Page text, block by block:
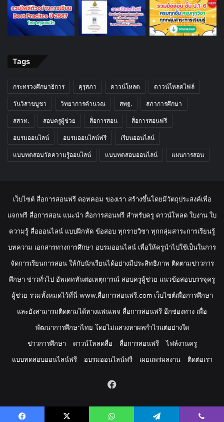
Tags
กระทรวงศึกษาธิการ คุรุสภา ดาวน์โหลด ดาวน์โหลดไฟล์
วันวิสาขบูชา วิทยาการคำนวณ สพฐ. สภาการศึกษา
สสวท. สอบครูผู้ช่วย สื่อการสอน สื่อการสอนฟรี
อบรมออนไลน์ อบรมออนไลน์ฟรี เรียนออนไลน์
แบบทดสอบวัดความรู้ออนไลน์ แบบทดสอบออนไลน์ แผนการสอน
เว็บไซต์ สื่อการสอนฟรี ดอทคอม ของเรา สร้างขึ้นโดยมีวัตถุประสงค์เพื่อ
แจกฟรี สื่อการสอน แนะนำ สื่อการสอนฟรี สำหรับครู ดาวน์โหลด ใบงาน ใบ
ความรู้ สื่อออนไลน์ แบบฝึกหัด ข้อสอบ ทุกรายวิชา ทุกกลุ่มสาระการเรียนรู้
บทความ เอกสารทางการศึกษา อบรมออนไลน์ เพื่อให้ครูนำไปใช้เป็นในการ
จัดการเรียนการสอน ให้กับนักเรียนได้อย่างมีประสิทธิภาพ ติดตามข่าวการ
ศึกษา ข่าวทั่วไป อัพเดททันต่อเหตุการณ์ สอบครูผู้ช่วย แนวข้อสอบบรรจุครู
ผู้ช่วย รวมทั้งหมดไว้ที่นี่ www.สื่อการสอนฟรี.com เว็บไซต์เพื่อการศึกษา
และยังสามารถติดตามได้ทางแฟนเพจ สื่อการสอนฟรี อีกช่องทาง เพื่อ
พัฒนาการศึกษาไทย โดยไม่แสวงหาผลกำไรแต่อย่างใด
ข่าวการศึกษา
ดาวน์โหลดสื่อ สื่อการสอนฟรี
ไฟล์งานครู
แบบทดสอบออนไลน์ฟรี
อบรมออนไลน์ฟรี เผยแพร่ผลงาน ติดต่อเรา
Facebook